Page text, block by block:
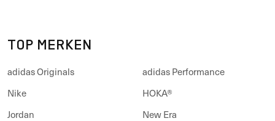
TOP MERKEN
adidas Originals
Nike
Jordan
adidas Performance
HOKA®
New Era